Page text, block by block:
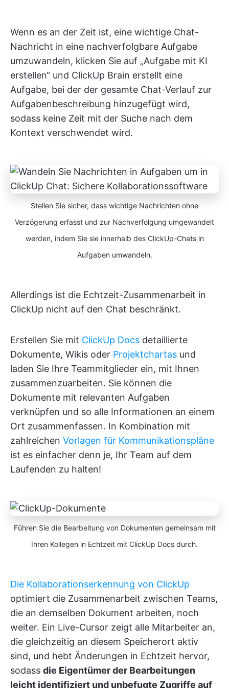
Wenn es an der Zeit ist, eine wichtige Chat-
Nachricht in eine nachverfolgbare Aufgabe
umzuwandeln, klicken Sie auf „Aufgabe mit KI
erstellen“ und ClickUp Brain erstellt eine
Aufgabe, bei der der gesamte Chat-Verlauf zur
Aufgabenbeschreibung hinzugefügt wird,
sodass keine Zeit mit der Suche nach dem
Kontext verschwendet wird.
Stellen Sie sicher, dass wichtige Nachrichten ohne
Verzögerung erfasst und zur Nachverfolgung umgewandelt
werden, indem Sie sie innerhalb des ClickUp-Chats in
Aufgaben umwandeln.
Allerdings ist die Echtzeit-Zusammenarbeit in
ClickUp nicht auf den Chat beschränkt.
Erstellen Sie mit ClickUp Docs detaillierte
Dokumente, Wikis oder Projektchartas und
laden Sie Ihre Teammitglieder ein, mit Ihnen
zusammenzuarbeiten. Sie können die
Dokumente mit relevanten Aufgaben
verknüpfen und so alle Informationen an einem
Ort zusammenfassen. In Kombination mit
zahlreichen Vorlagen für Kommunikationspläne
ist es einfacher denn je, Ihr Team auf dem
Laufenden zu halten!
Führen Sie die Bearbeitung von Dokumenten gemeinsam mit
Ihren Kollegen in Echtzeit mit ClickUp Docs durch.
Die Kollaborationserkennung von ClickUp
optimiert die Zusammenarbeit zwischen Teams,
die an demselben Dokument arbeiten, noch
weiter. Ein Live-Cursor zeigt alle Mitarbeiter an,
die gleichzeitig an diesem Speicherort aktiv
sind, und hebt Änderungen in Echtzeit hervor,
sodass die Eigentümer der Bearbeitungen
leicht identifiziert und unbefugte Zugriffe auf